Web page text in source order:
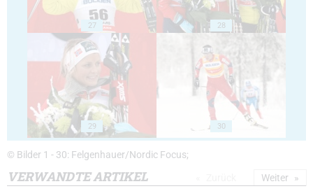
27 28
29 30
© Bilder 1 - 30: Felgenhauer/Nordic Focus;
VERWANDTE ARTIKEL Weiter